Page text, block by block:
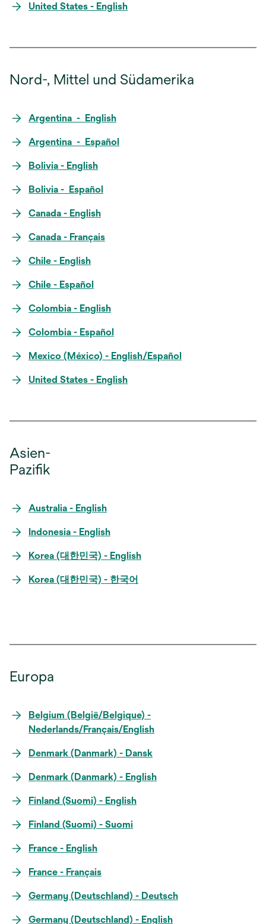
United States - English
Nord-, Mittel und Südamerika
Argentina - English
Argentina - Español
Bolivia - English
Bolivia - Español
Canada - English
Canada - Français
Chile - English
Chile - Español
Colombia - English
Colombia - Español
Mexico (México) - English/Español
United States - English
Asien-
Pazifik
Australia - English
Indonesia - English
Korea (대한민국) - English
Korea (대한민국) - 한국어
Europa
Belgium (België/Belgique) -
Nederlands/Français/English
Denmark (Danmark) - Dansk
Denmark (Danmark) - English
Finland (Suomi) - English
Finland (Suomi) - Suomi
France - English
France - Français
Germany (Deutschland) - Deutsch
Germany (Deutschland) - English